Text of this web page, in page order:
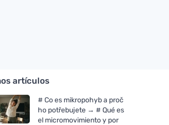
artículos
# Co es mikropohyb a proč
ho potřebujete → # Qué es
el micromovimiento y por